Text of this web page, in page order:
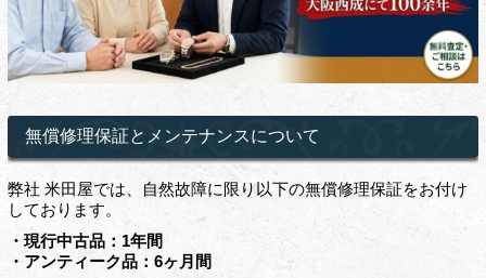
無償修理保証とメンテナンスについて
弊社 米田屋では、自然故障に限り以下の無償修理保証をお付け
しております。
・現行中古品：1年間
・アンティーク品：6ヶ月間